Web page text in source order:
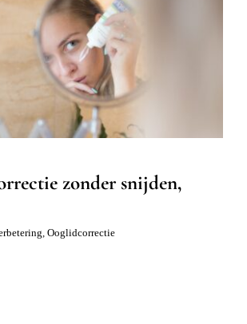
zonder snijden, kan
dat?
Huidverbetering Ooglidcorrectie
zonder snijden,
Ooglidcorrectie